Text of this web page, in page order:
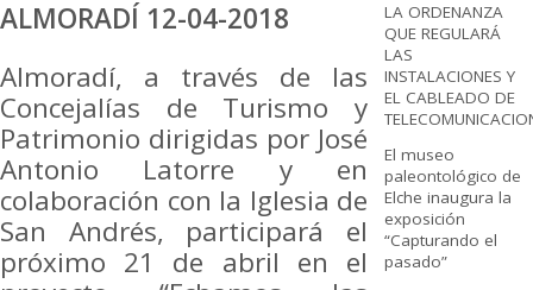
ALMORADÍ 12-04-2018
Almoradí, a través de las
Concejalías de Turismo y
Patrimonio dirigidas por José
Antonio Latorre y en
colaboración con la Iglesia de
San Andrés, participará el
próximo 21 de abril en el
LA ORDENANZA
QUE REGULARÁ
LAS
INSTALACIONES Y
EL CABLEADO DE
El museo
paleontológico de
Elche inaugura la
exposición
“Capturando el
pasado”